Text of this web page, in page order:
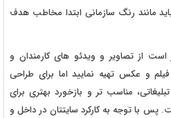
مانند رنگ سازمانی ابتدا مخاطب هدف
است از تصاویر و ویدئو های کارمندان و
و عکس تهیه نمایید اما برای طراحی
مناسب تر و بازخورد بهتری برای
با توجه به کارکرد سایتتان در داخل و